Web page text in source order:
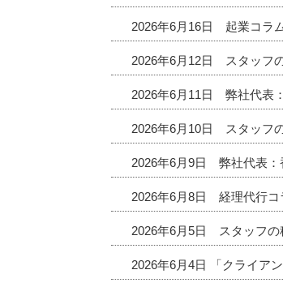
2026年6月16日 起業コラ
2026年6月12日 スタッフ
2026年6月11日 弊社代表
2026年6月10日 スタッフ
2026年6月9日 弊社代表：
2026年6月8日 経理代行コ
2026年6月5日 スタッフの
2026年6月4日 「クライア